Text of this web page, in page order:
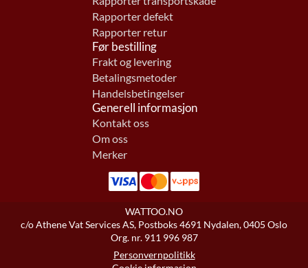
Rapporter defekt
Rapporter retur
Før bestilling
Frakt og levering
Betalingsmetoder
Handelsbetingelser
Generell informasjon
Kontakt oss
Om oss
Merker
WATTOO.NO
c/o Athene Vat Services AS, Postboks 4691 Nydalen, 0405 Oslo
Org. nr. 911 996 987
Personvernpolitikk